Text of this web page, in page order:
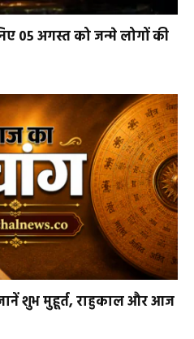
05 अगस्त को जन्मे लोगों की
शुभ मुहूर्त, राहुकाल और आज